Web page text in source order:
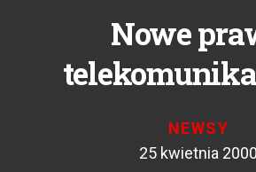
Nowe
NEWSY
25 kwietnia 2000